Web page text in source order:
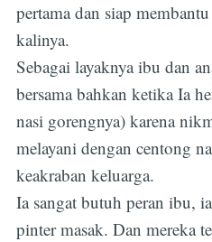
pertama dan siap
kalinya.
Sebagai layaknya ibu dan
bersama bahkan ketika Ia
nasi gorengnya) karena
melayani dengan centong
keakraban keluarga.
Ia sangat butuh peran ibu,
pinter masak. Dan mereka